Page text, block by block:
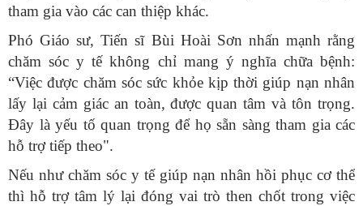
tham gia vào các can thiệp khác.
Phó Giáo sư, Tiến sĩ Bùi Hoài Sơn nhấn mạnh rằng
chăm sóc y tế không chỉ mang ý nghĩa chữa bệnh:
“Việc được chăm sóc sức khỏe kịp thời giúp nạn nhân
lấy lại cảm giác an toàn, được quan tâm và tôn trọng.
Đây là yếu tố quan trọng để họ sẵn sàng tham gia các
hỗ trợ tiếp theo".
Nếu như chăm sóc y tế giúp nạn nhân hồi phục cơ thể
thì hỗ trợ tâm lý lại đóng vai trò then chốt trong việc